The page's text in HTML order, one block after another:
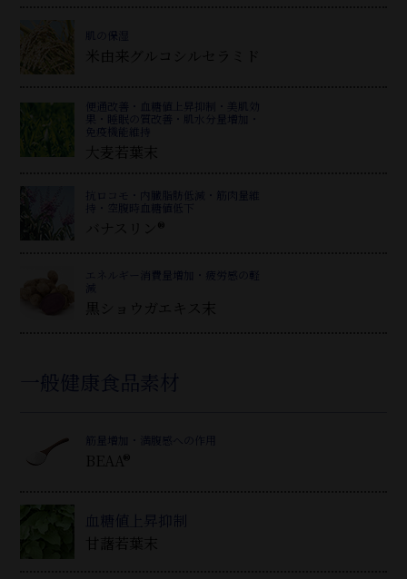
肌の保湿
米由来グルコシルセラミド
便通改善・血糖値上昇抑制・美肌効
果・睡眠の質改善・肌水分量増加・
免疫機能維持
大麦若葉末
抗ロコモ・内臓脂肪低減・筋肉量維
持・空腹時血糖値低下
バナスリン®
エネルギー消費量増加・疲労感の軽
減
黒ショウガエキス末
一般健康食品素材
筋量増加・満腹感への作用
BEAA®
血糖値上昇抑制
甘藷若葉末